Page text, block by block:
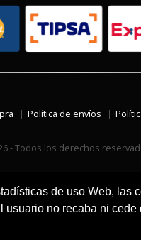
de uso Web, las
no recaba ni cede
Política de envíos
- Todos los derechos